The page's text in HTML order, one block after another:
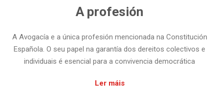
A profesión
A Avogacía e a única profesión mencionada na Constitución
Española. O seu papel na garantía dos dereitos colectivos e
individuais é esencial para a convivencia democrática
Ler máis